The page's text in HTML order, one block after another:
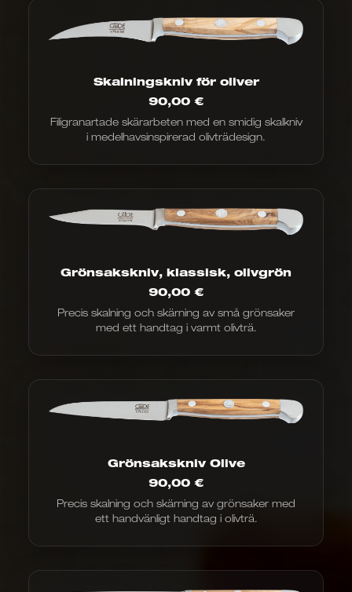
Skalningskniv för oliver
90,00 €
Filigranartade skärarbeten med en smidig skalkniv
i medelhavsinspirerad olivträdesign.
Grönsakskniv, klassisk, olivgrön
90,00 €
Precis skalning och skärning av små grönsaker
med ett handtag i varmt olivträ.
Grönsakskniv Olive
90,00 €
Precis skalning och skärning av grönsaker med
ett handvänligt handtag i olivträ.